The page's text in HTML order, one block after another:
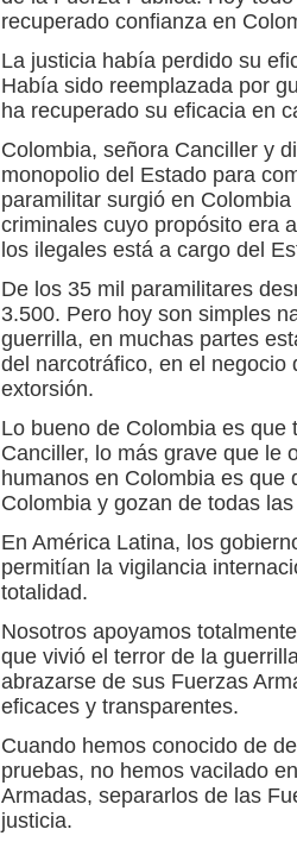
recuperado confianza en
La justicia había perdido su
Había sido reemplazada por
ha recuperado su eficacia en
Colombia, señora Canciller y
monopolio del Estado para
paramilitar surgió en
criminales cuyo propósito era
los ilegales está a cargo del
De los 35 mil paramilitares
3.500. Pero hoy son simples
guerrilla, en muchas partes
del narcotráfico, en el negocio
extorsión.
Lo bueno de Colombia es
Canciller, lo más grave que le
humanos en Colombia es que
Colombia y gozan de todas
En América Latina, los
permitían la vigilancia
totalidad.
Nosotros apoyamos
que vivió el terror de la
abrazarse de sus Fuerzas
eficaces y transparentes.
Cuando hemos conocido de
pruebas, no hemos vacilado
Armadas, separarlos de las
justicia.